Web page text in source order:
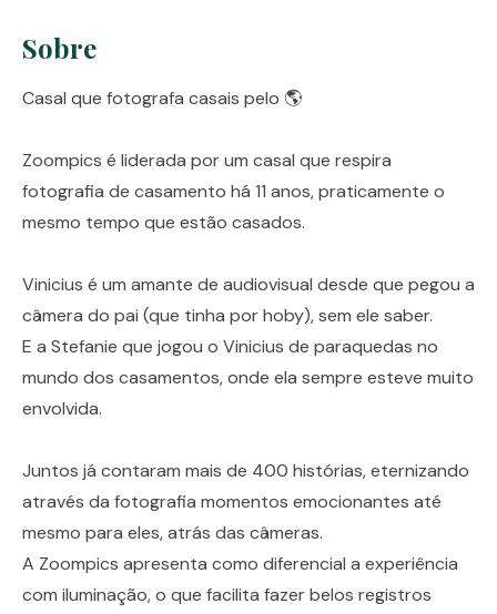
Sobre
Casal que fotografa casais pelo 🌎
Zoompics é liderada por um casal que respira
fotografia de casamento há 11 anos, praticamente o
mesmo tempo que estão casados.
Vinicius é um amante de audiovisual desde que pegou a
câmera do pai (que tinha por hoby), sem ele saber.
E a Stefanie que jogou o Vinicius de paraquedas no
mundo dos casamentos, onde ela sempre esteve muito
envolvida.
Juntos já contaram mais de 400 histórias, eternizando
através da fotografia momentos emocionantes até
mesmo para eles, atrás das câmeras.
A Zoompics apresenta como diferencial a experiência
com iluminação, o que facilita fazer belos registros